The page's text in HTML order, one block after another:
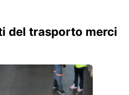
del trasporto merci